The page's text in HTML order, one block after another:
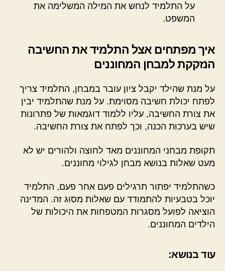
על התלמיד לנחש את המילה המשלימה את
המשפט.
איך מפתחים אצל התלמיד את החשיבה
הנזקקת למבחן המחוננים
על מנת שהילד יקבל ציון עובר במבחן, התלמיד צריך
לפתח יכולת חשיבה מסוימת. על מנת שהתלמיד יבין
את צורת החשיבה, עליו ללמוד דוגמאות של פתרונות
שיש בערכות הכנה, וכך לפתח את צורת החשיבה.
תקופת מבחני המחוננים מאד לחוצה ולהורים יש לא
מעט שאלות בנושא מבחן לגילוי מחוננים.
כשהתלמיד יפתור תרגילים פעם אחר פעם, התלמיד
יוכל בטבעיות להתמודד עם שאלות מסוג זה. המדינה
הוציאה לפועל מסגרות המטפחות את היכולות של
הילדים המחוננים.
עוד בנושא: